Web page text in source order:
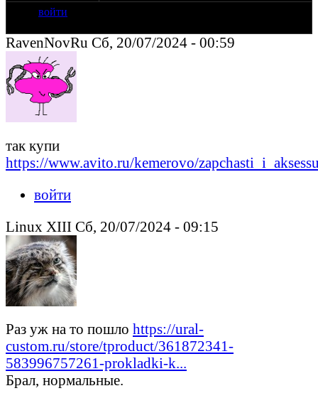
войти
RavenNovRu Сб, 20/07/2024 - 00:59
так купи
https://www.avito.ru/kemerovo/
войти
Linux XIII Сб, 20/07/2024 - 09:15
Раз уж на то пошло https://ural-
custom.ru/store/tproduct/361872341-
583996757261-prokladki-k...
Брал, нормальные.